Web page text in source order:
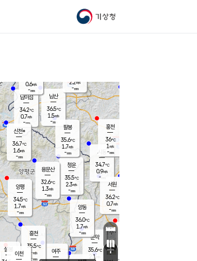
기상청
문막
35.6℃
2.1m/s
남이섬
34.2℃
0.7m/s
-mm
남산
36.5℃
1.5m/s
-mm
청운
35.5℃
2.3m/s
-mm
팔봉
35.6℃
1.7m/s
-mm
여주
양동
36.0℃
1.7m/s
-mm
0.6m/s
-mm
신천*
36.7℃
1.6m/s
-mm
흥천
35.5℃
-m/s
-mm
설봉
시동
34.7℃
0.9m/s
- mm
서원
36.2℃
0.7m/s
-mm
용문산
32.6℃
1.3m/s
-mm
홍천
36℃
1 m/s
-mm
이천
양평
34.5℃
1.7m/s
-mm
2.2m/s
-mm
+